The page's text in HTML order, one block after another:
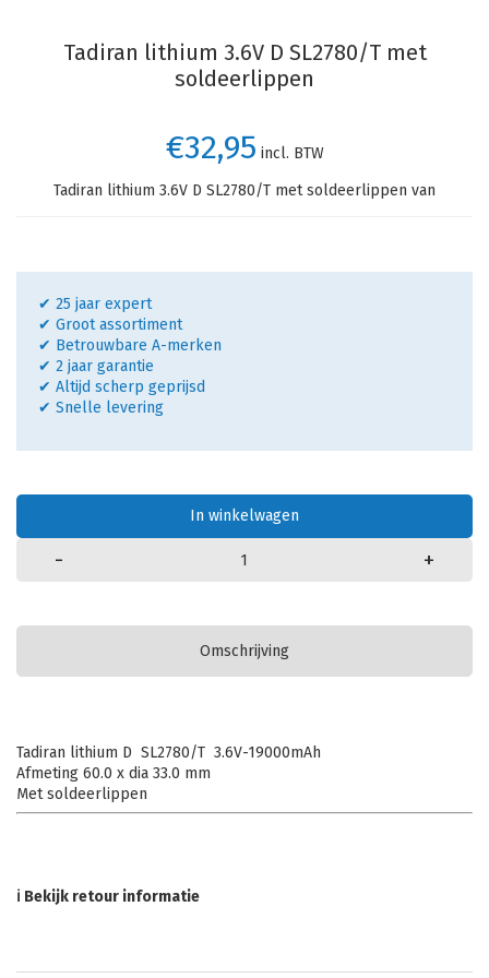
Tadiran lithium 3.6V D SL2780/T met
soldeerlippen
€32,95 incl. BTW
Tadiran lithium 3.6V D SL2780/T met soldeerlippen van
✔ 25 jaar expert
✔ Groot assortiment
✔ Betrouwbare A-merken
✔ 2 jaar garantie
✔ Altijd scherp geprijsd
✔ Snelle levering
In winkelwagen
- +
Omschrijving
Tadiran lithium D SL2780/T 3.6V-19000mAh
Afmeting 60.0 x dia 33.0 mm
Met soldeerlippen
ℹ Bekijk retour informatie